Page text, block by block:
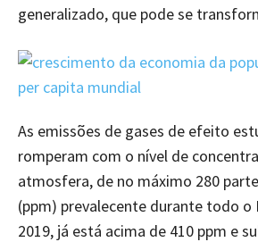
generalizado, que pode se
As emissões de gases de efeito
romperam com o nível de
atmosfera, de no máximo 280
(ppm) prevalecente durante todo o
2019, já está acima de 410 ppm e